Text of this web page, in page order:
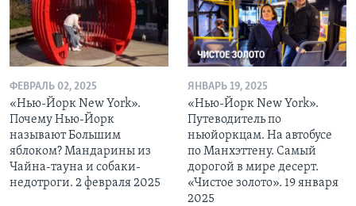
ФЕВРАЛЬ 02, 2025
«Нью-Йорк New York».
Почему Нью-Йорк
называют Большим
яблоком? Мандарины из
Чайна-тауна и собаки-
недотроги. 2 февраля 2025
ЯНВАРЬ 19, 2025
«Нью-Йорк New York».
Путеводитель по
ньюйоркцам. На автобусе
по Манхэттену. Самый
дорогой в мире десерт.
«Чистое золото». 19 января
2025